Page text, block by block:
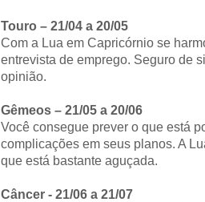
Touro – 21/04 a 20/05
Com a Lua em Capricórnio se
entrevista de emprego. Seguro de
opinião.
Gêmeos – 21/05 a 20/06
Você consegue prever o que está
complicações em seus planos. A
que está bastante aguçada.
Câncer - 21/06 a 21/07